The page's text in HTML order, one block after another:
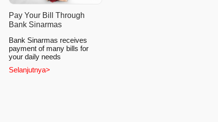
Pay Your Bill Through
Bank Sinarmas
Bank Sinarmas receives
payment of many bills for
your daily needs
Selanjutnya>